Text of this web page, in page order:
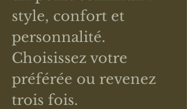
style, confort et
personnalité.
Choisissez votre
préférée ou revenez
trois fois.